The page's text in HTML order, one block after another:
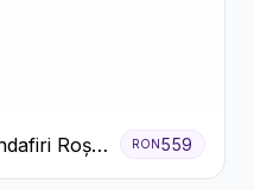
Roșii
RON 559